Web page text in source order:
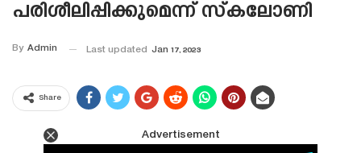
പരിശീലിപ്പിക്കുമെന്ന് സ്‌കലോണി
By Admin Last updated Jan 17, 2023
Share
Advertisement